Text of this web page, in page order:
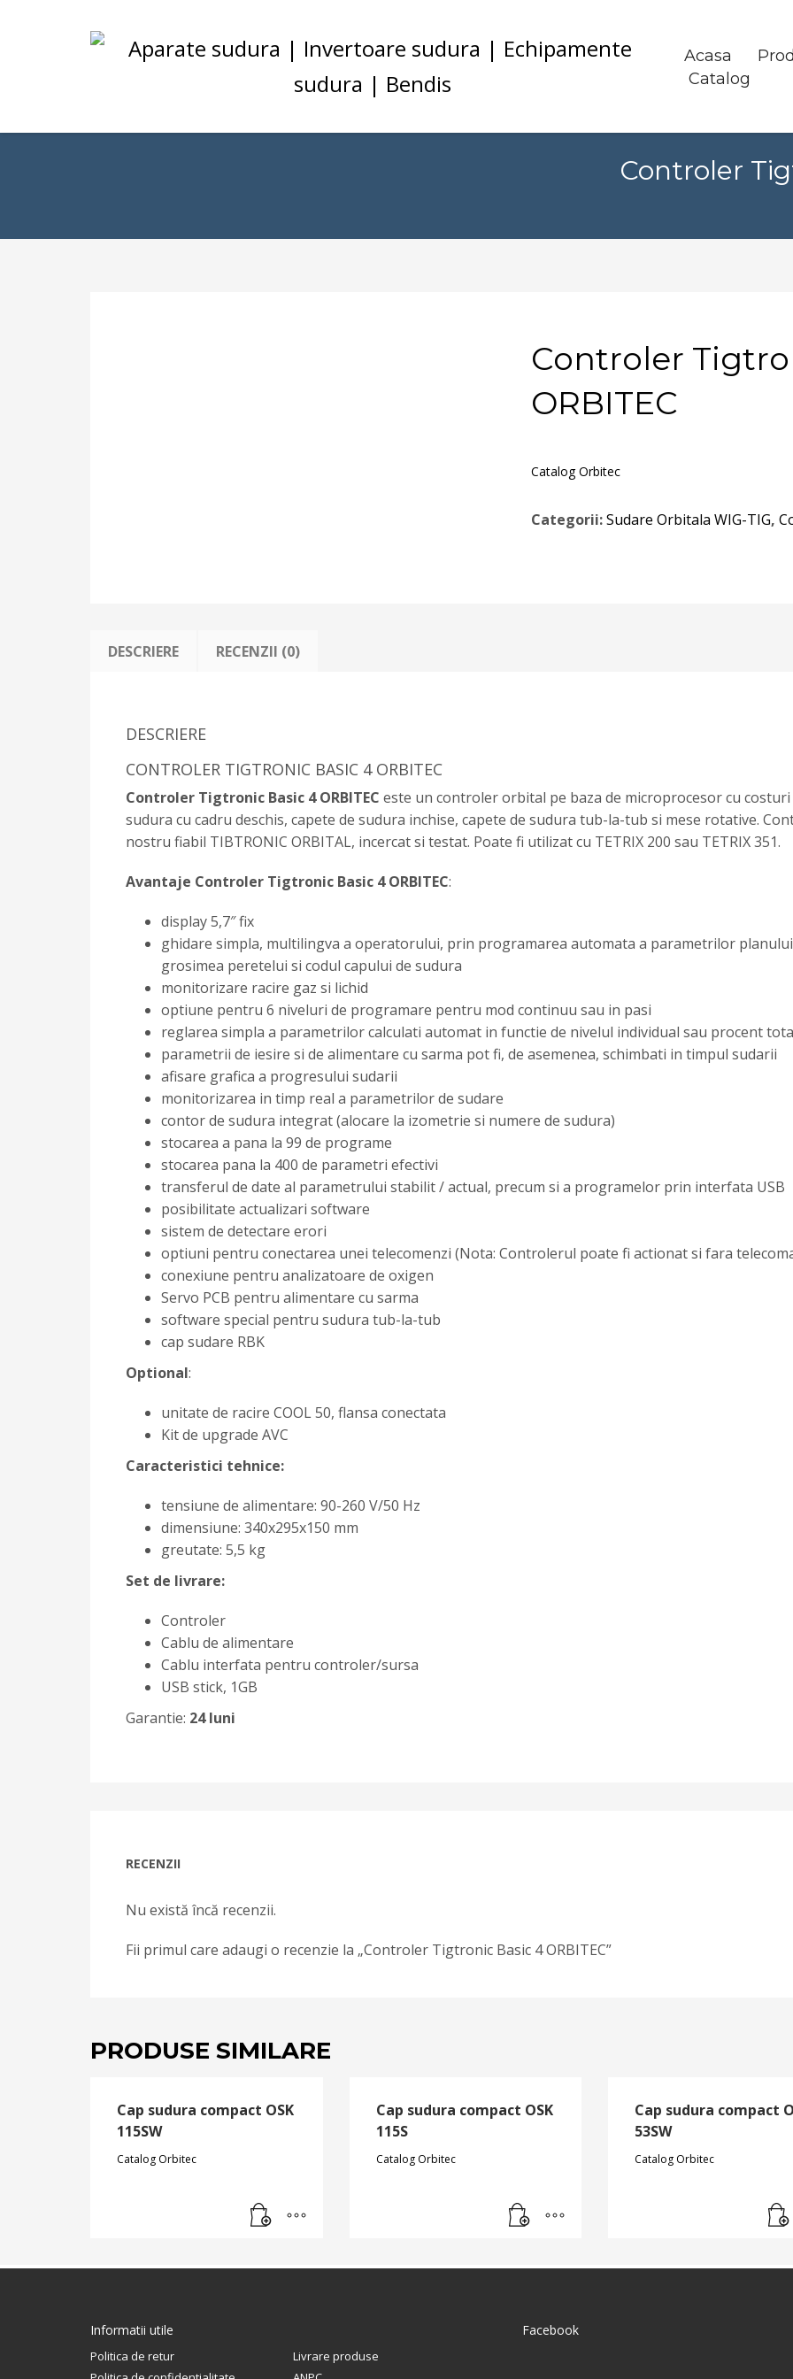
Acasa
Catalog
Controler
Controler
ORBITEC
Catalog Orbitec
Categorii:Sudare Orbitala WIG-TIG,
DESCRIERE RECENZII (0)
DESCRIERE
CONTROLER TIGTRONIC BASIC 4 ORBITEC
Controler Tigtronic Basic 4 ORBITEC este un controler orbital pe baza de microprocesor cu
sudura cu cadru deschis, capete de sudura inchise, capete de sudura tub-la-tub si mese rotative.
nostru fiabil TIBTRONIC ORBITAL, incercat si testat. Poate fi utilizat cu TETRIX 200 sau TETRIX 351.
Avantaje Controler Tigtronic Basic 4 ORBITEC:
display 5,7″ fix
ghidare simpla, multilingva a operatorului, prin programarea automata a parametrilor
grosimea peretelui si codul capului de sudura
monitorizare racire gaz si lichid
optiune pentru 6 niveluri de programare pentru mod continuu sau in pasi
reglarea simpla a parametrilor calculati automat in functie de nivelul individual sau procent
parametrii de iesire si de alimentare cu sarma pot fi, de asemenea, schimbati in timpul sudarii
afisare grafica a progresului sudarii
monitorizarea in timp real a parametrilor de sudare
contor de sudura integrat (alocare la izometrie si numere de sudura)
stocarea a pana la 99 de programe
stocarea pana la 400 de parametri efectivi
transferul de date al parametrului stabilit / actual, precum si a programelor prin interfata USB
posibilitate actualizari software
sistem de detectare erori
optiuni pentru conectarea unei telecomenzi (Nota: Controlerul poate fi actionat si fara
conexiune pentru analizatoare de oxigen
Servo PCB pentru alimentare cu sarma
software special pentru sudura tub-la-tub
cap sudare RBK
Optional:
unitate de racire COOL 50, flansa conectata
Kit de upgrade AVC
Caracteristici tehnice:
tensiune de alimentare: 90-260 V/50 Hz
dimensiune: 340x295x150 mm
greutate: 5,5 kg
Set de livrare:
Controler
Cablu de alimentare
Cablu interfata pentru controler/sursa
USB stick, 1GB
Garantie: 24 luni
RECENZII
Nu există încă recenzii.
Fii primul care adaugi o recenzie la „Controler Tigtronic Basic 4 ORBITEC”
PRODUSE SIMILARE
Cap sudura compact OSK
115SW
Catalog Orbitec
Cap sudura compact OSK
115S
Catalog Orbitec
Cap sudura compact
53SW
Catalog Orbitec
Informatii utile
Politica de retur
Livrare produse
Facebook